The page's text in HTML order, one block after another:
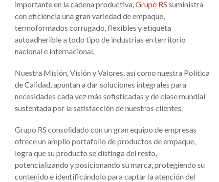
importante en la cadena productiva,Grupo RS suministra
con eficiencia una gran variedad de empaque,
termoformados corrugado, flexibles y etiqueta
autoadherible a todo tipo de industrias en territorio
nacional e internacional.
Nuestra Misión, Visión y Valores, así como nuestra Política
de Calidad, apuntan a dar soluciones integrales para
necesidades cada vez más sofisticadas y de clase mundial
sustentada por la satisfacción de nuestros clientes.
Grupo RS consolidado con un gran equipo de empresas
ofrece un amplio portafolio de productos de empaque,
logra que su producto se distinga del resto,
potencializando y posicionando su marca, protegiendo su
contenido e identificándolo para captar la atención del